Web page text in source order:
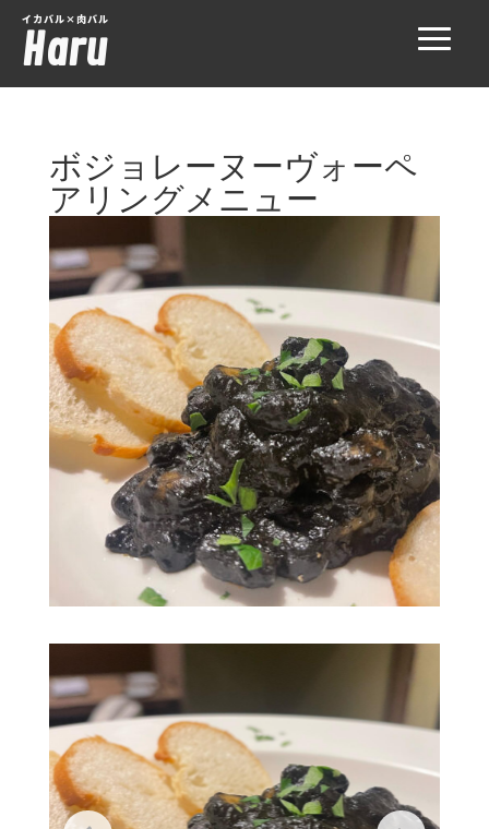
イカバル×肉バル
Haru
ボジョレーヌーヴォーペ
アリングメニュー